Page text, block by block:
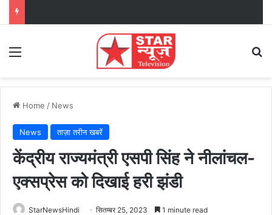
Menu
Home / News
News ताज़ा तरीन खबरें
केंद्रीय राज्यमंत्री एसपी सिंह ने नीलांचल-
एक्सप्रेस को दिखाई हरी झंडी
StarNewsHindi सितम्बर 25, 2023 1 minute read